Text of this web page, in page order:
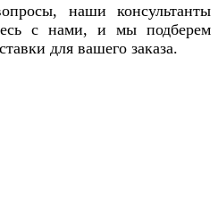
наши консультанты
с нами, и мы подберем
для вашего заказа.